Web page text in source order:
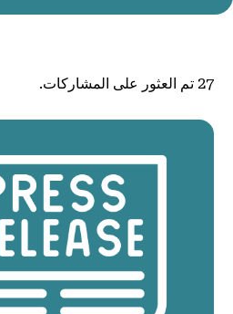
الأخبار و الأحداث
شارك
27 تم العثور على المشاركات.